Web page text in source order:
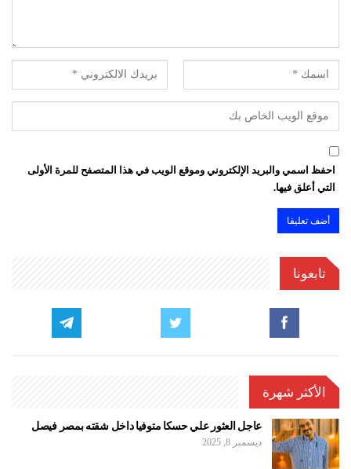
احفظ اسمي والبريد الإلكتروني وموقع الويب في هذا المتصفح للمرة الأولى
التي أعلق فيها.
تابعونا
الأكثر شهرة
عاجل العثور علي حسكا متوفيا داخل شقته بمصر فيصل
ديسمبر 8, 2025